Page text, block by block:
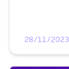
28/11/2023